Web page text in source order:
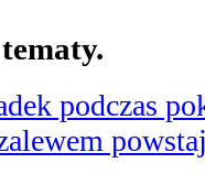
podczas